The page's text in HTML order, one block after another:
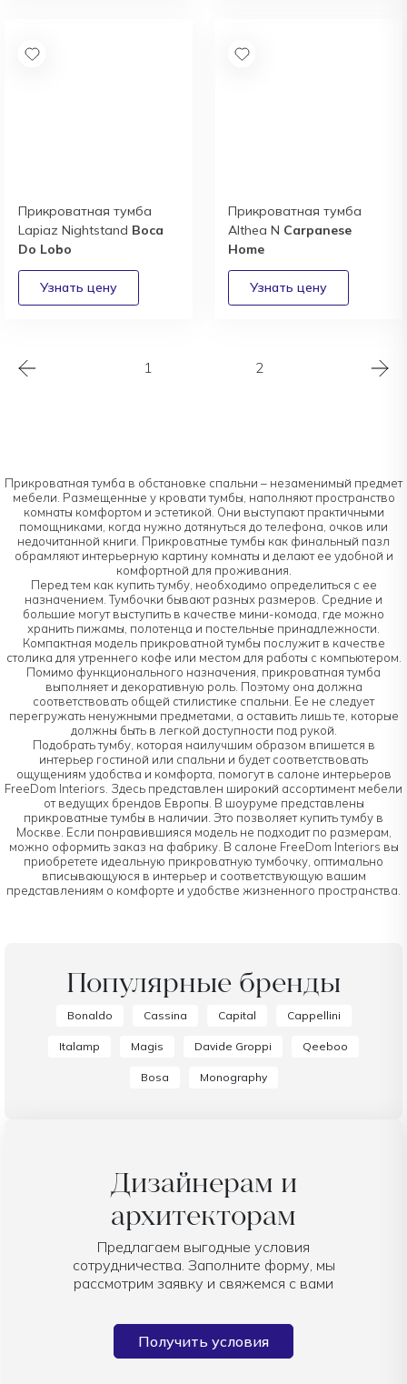
Прикроватная тумба
Lapiaz Nightstand Boca
Do Lobo
Прикроватная тумба
Althea N Carpanese
Home
1 2
Прикроватная тумба в обстановке спальни – незаменимый предмет
мебели. Размещенные у кровати тумбы, наполняют пространство
комнаты комфортом и эстетикой. Они выступают практичными
помощниками, когда нужно дотянуться до телефона, очков или
недочитанной книги. Прикроватные тумбы как финальный пазл
обрамляют интерьерную картину комнаты и делают ее удобной и
комфортной для проживания.
Перед тем как купить тумбу, необходимо определиться с ее
назначением. Тумбочки бывают разных размеров. Средние и
большие могут выступить в качестве мини-комода, где можно
хранить пижамы, полотенца и постельные принадлежности.
Компактная модель прикроватной тумбы послужит в качестве
столика для утреннего кофе или местом для работы с компьютером.
Помимо функционального назначения, прикроватная тумба
выполняет и декоративную роль. Поэтому она должна
соответствовать общей стилистике спальни. Ее не следует
перегружать ненужными предметами, а оставить лишь те, которые
должны быть в легкой доступности под рукой.
Подобрать тумбу, которая наилучшим образом впишется в
интерьер гостиной или спальни и будет соответствовать
ощущениям удобства и комфорта, помогут в салоне интерьеров
FreeDom Interiors. Здесь представлен широкий ассортимент мебели
от ведущих брендов Европы. В шоуруме представлены
прикроватные тумбы в наличии. Это позволяет купить тумбу в
Москве. Если понравившияся модель не подходит по размерам,
можно оформить заказ на фабрику. В салоне FreeDom Interiors вы
приобретете идеальную прикроватную тумбочку, оптимально
вписывающуюся в интерьер и соответствующую вашим
представлениям о комфорте и удобстве жизненного пространства.
Популярные бренды
Bonaldo Cassina Capital Cappellini
Italamp Magis Davide Groppi Qeeboo
Bosa Monography
Дизайнерам и
архитекторам
Предлагаем выгодные условия
сотрудничества. Заполните форму, мы
рассмотрим заявку и свяжемся с вами
Получить условия